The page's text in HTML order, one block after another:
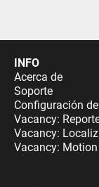
INFO
Acerca de
Soporte
Configuración
Vacancy:
Vacancy:
Vacancy: